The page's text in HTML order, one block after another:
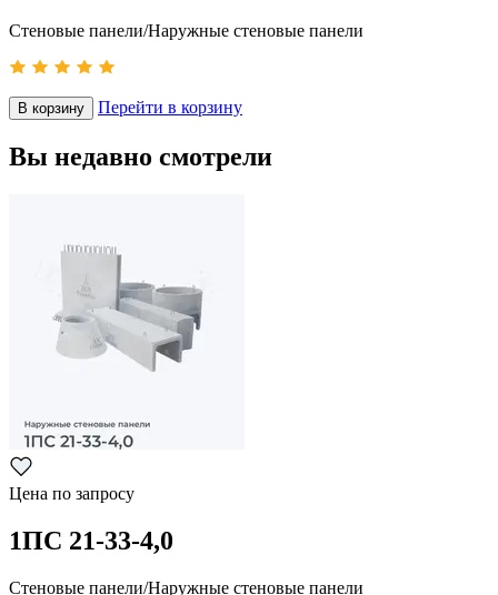
Стеновые панели/Наружные стеновые панели
В корзину Перейти в корзину
Вы недавно смотрели
Цена по запросу
1ПС 21-33-4,0
Стеновые панели/Наружные стеновые панели